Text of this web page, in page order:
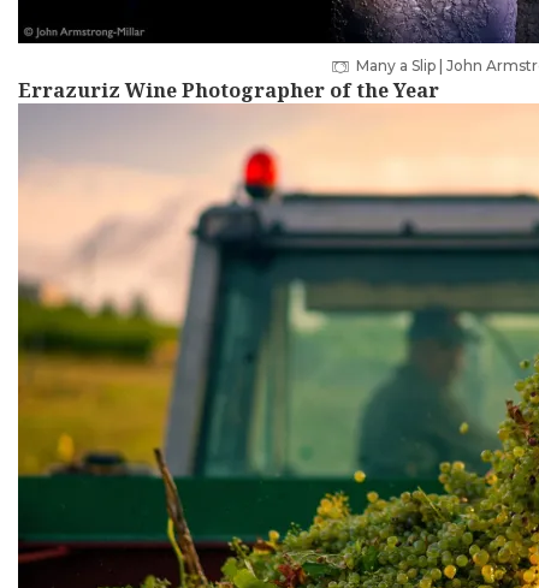
Many a Slip | John
Errazuriz Wine Photographer of the Year